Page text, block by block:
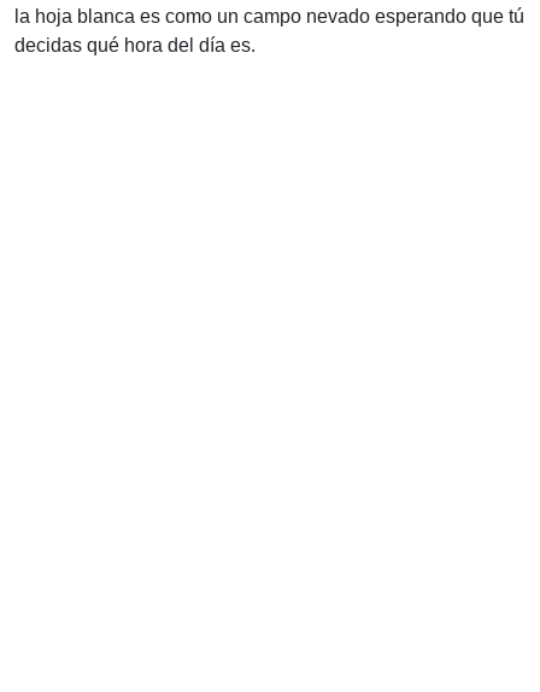
la hoja blanca es como un campo nevado esperando que tú
decidas qué hora del día es.